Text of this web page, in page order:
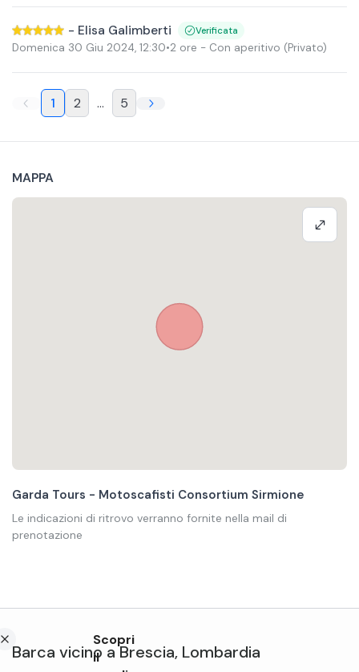
- Elisa Galimberti Verificata
Domenica 30 Giu 2024, 12:30•2 ore - Con aperitivo (Privato)
1 2 ... 5
MAPPA
Garda Tours - ​​Motoscafisti Consortium Sirmione
Le indicazioni di ritrovo verranno fornite nella mail di
prenotazione
Barca vicino aBrescia, Lombardia
Scopri
il